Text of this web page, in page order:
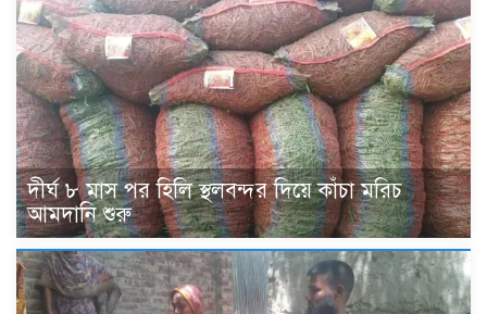
দীর্ঘ ৮ মাস পর হিলি স্থলবন্দর দিয়ে কাঁচা মরিচ
আমদানি শুরু